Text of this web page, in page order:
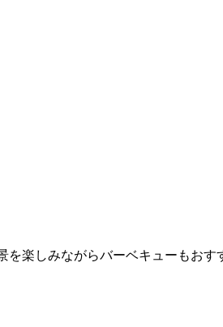
を楽しみながらバーベキューもおす